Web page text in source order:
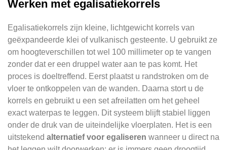
Werken met egalisatiekorrels
Egalisatiekorrels zijn kleine, lichtgewicht korrels van
geëxpandeerde klei of vulkanisch gesteente. U gebruikt ze
om hoogteverschillen tot wel 100 millimeter op te vangen
zonder dat er een druppel water aan te pas komt. Het
proces is doeltreffend. Eerst plaatst u randstroken om de
vloer te ontkoppelen van de wanden. Daarna stort u de
korrels en gebruikt u een set afreilatten om het geheel
exact waterpas te leggen. Dit systeem blijft stabiel liggen
onder de druk van de uiteindelijke vloerplaten. Het is een
uitstekend alternatief voor egaliseren wanneer u direct na